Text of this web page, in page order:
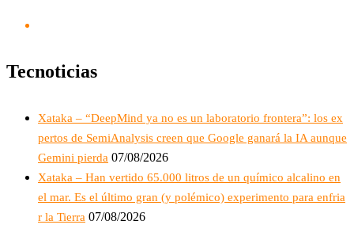
Tecnoticias
Xataka – “DeepMind ya no es un laboratorio frontera”: los ex
pertos de SemiAnalysis creen que Google ganará la IA aunque
Gemini pierda 07/08/2026
Xataka – Han vertido 65.000 litros de un químico alcalino en
el mar. Es el último gran (y polémico) experimento para enfria
r la Tierra 07/08/2026